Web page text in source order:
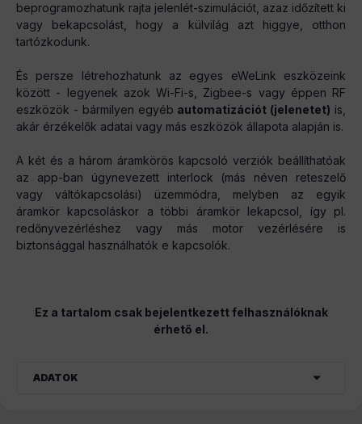
beprogramozhatunk rajta jelenlét-szimulációt, azaz időzített ki
vagy bekapcsolást, hogy a külvilág azt higgye, otthon
tartózkodunk.
És persze létrehozhatunk az egyes eWeLink eszközeink
között - legyenek azok Wi-Fi-s, Zigbee-s vagy éppen RF
eszközök - bármilyen egyéb automatizációt (jelenetet) is,
akár érzékelők adatai vagy más eszközök állapota alapján is.
A két és a három áramkörös kapcsoló verziók beállíthatóak
az app-ban úgynevezett interlock (más néven reteszelő
vagy váltókapcsolási) üzemmódra, melyben az egyik
áramkör kapcsoláskor a többi áramkör lekapcsol, így pl.
redőnyvezérléshez vagy más motor vezérlésére is
biztonsággal használhatók e kapcsolók.
Ez a tartalom csak bejelentkezett felhasználóknak
érhető el.
ADATOK